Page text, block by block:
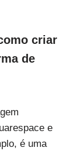
criar
de
e
é uma